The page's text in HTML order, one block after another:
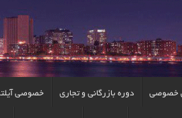
خصوصی دوره بازرگانی و تجاری خصوصی